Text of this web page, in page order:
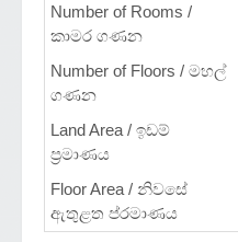
Number of Rooms /
කාමර ගණන
Number of Floors / මහල්
ගණන
Land Area / ඉඩම්
ප්‍රමාණය
Floor Area / නිවසේ
ඇතුළත ප්රමාණය